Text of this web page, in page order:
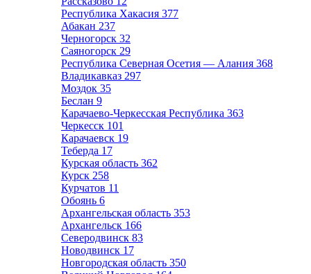
Республика Хакасия 377
Абакан 237
Черногорск 32
Саяногорск 29
Республика Северная Осетия — Алания 368
Владикавказ 297
Моздок 35
Беслан 9
Карачаево-Черкесская Республика 363
Черкесск 101
Карачаевск 19
Теберда 17
Курская область 362
Курск 258
Курчатов 11
Обоянь 6
Архангельская область 353
Архангельск 166
Северодвинск 83
Новодвинск 17
Новгородская область 350